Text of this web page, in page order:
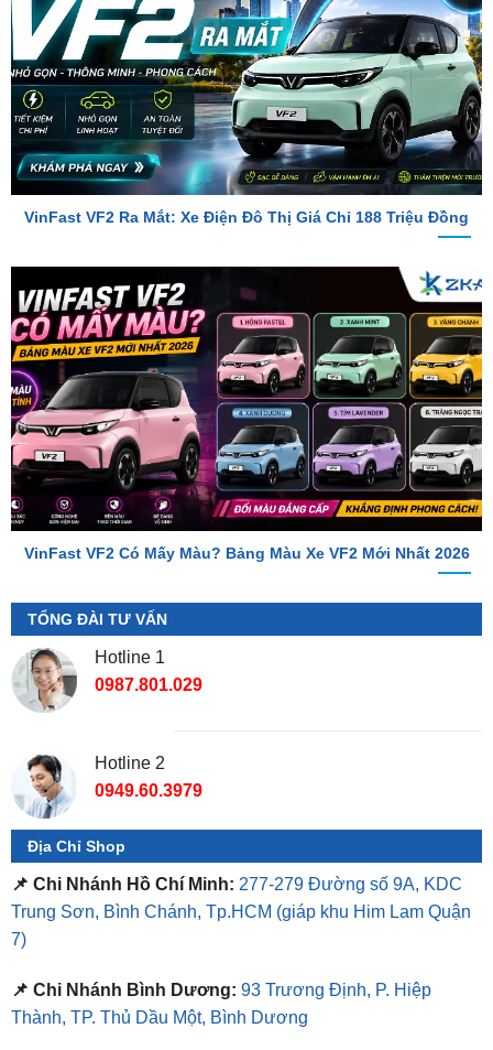
VinFast VF2 Ra Mắt: Xe Điện Đô Thị Giá Chỉ 188 Triệu Đồng
VinFast VF2 Có Mấy Màu? Bảng Màu Xe VF2 Mới Nhất 2026
TỔNG ĐÀI TƯ VẤN
Hotline 1
0987.801.029
Địa Chỉ Shop
📌 Chi Nhánh Hồ Chí Minh: 277-279 Đường số 9A, KDC
Trung Sơn, Bình Chánh, Tp.HCM
7)
📌 Chi Nhánh Bình Dương:
⏰ Mở Cửa 08h - 18h